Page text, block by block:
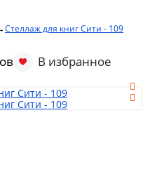
Стеллаж для книг Сити - 109